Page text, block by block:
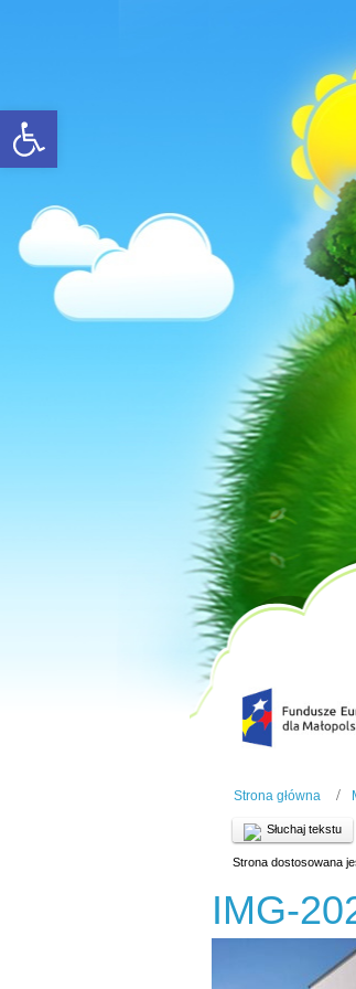
Open toolbar
Strona główna
Słuchaj tekstu
Strona dostosowana
IMG-